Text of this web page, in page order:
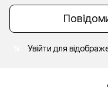
Увійти для